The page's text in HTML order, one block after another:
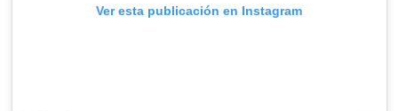
Ver esta publicación en Instagram